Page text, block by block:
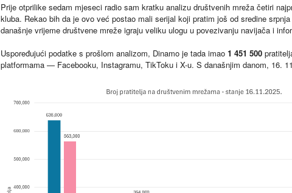
Prije otprilike sedam mjeseci radio sam kratku analizu društvenih mreža četiri
kluba. Rekao bih da je ovo već postao mali serijal koji pratim još od sredine
današnje vrijeme društvene mreže igraju veliku ulogu u povezivanju navijača i
Uspoređujući podatke s prošlom analizom, Dinamo je tada imao 1 451 500
platformama — Facebooku, Instagramu, TikToku i X-u. S današnjim danom, 16.